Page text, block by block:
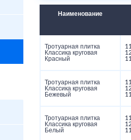
Наименование
Тротуарная плитка
Классика круговая
Красный
Тротуарная плитка
Классика круговая
Бежевый
Тротуарная плитка
Классика круговая
Белый